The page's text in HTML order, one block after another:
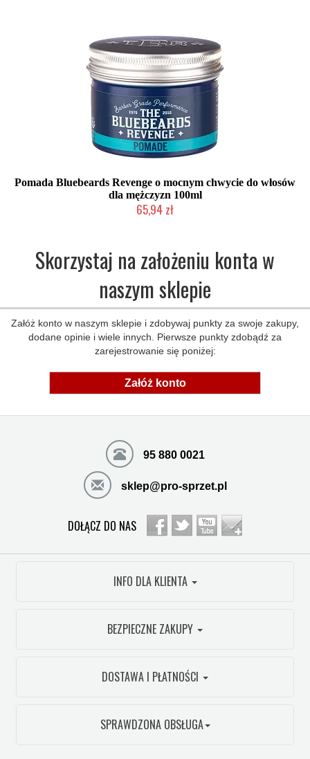
Pomada Bluebeards Revenge o mocnym chwycie do włosów
dla mężczyzn 100ml
65,94 zł
Skorzystaj na założeniu konta w
naszym sklepie
Załóż konto w naszym sklepie i zdobywaj punkty za swoje zakupy,
dodane opinie i wiele innych. Pierwsze punkty zdobądź za
zarejestrowanie się poniżej:
Załóż konto
95 880 0021
sklep@pro-sprzet.pl
DOŁĄCZ DO NAS
INFO DLA KLIENTA
BEZPIECZNE ZAKUPY
DOSTAWA I PŁATNOŚCI
SPRAWDZONA OBSŁUGA